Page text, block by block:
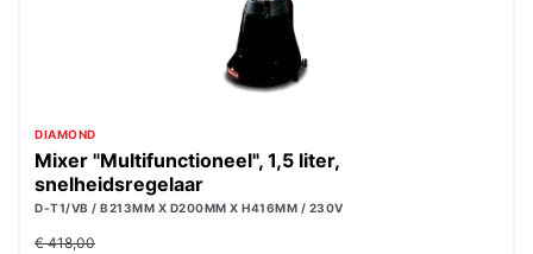
DIAMOND
Mixer "Multifunctioneel", 1,5 liter,
snelheidsregelaar
D-T1/VB / B213MM X D200MM X H416MM / 230V
€ 418,00